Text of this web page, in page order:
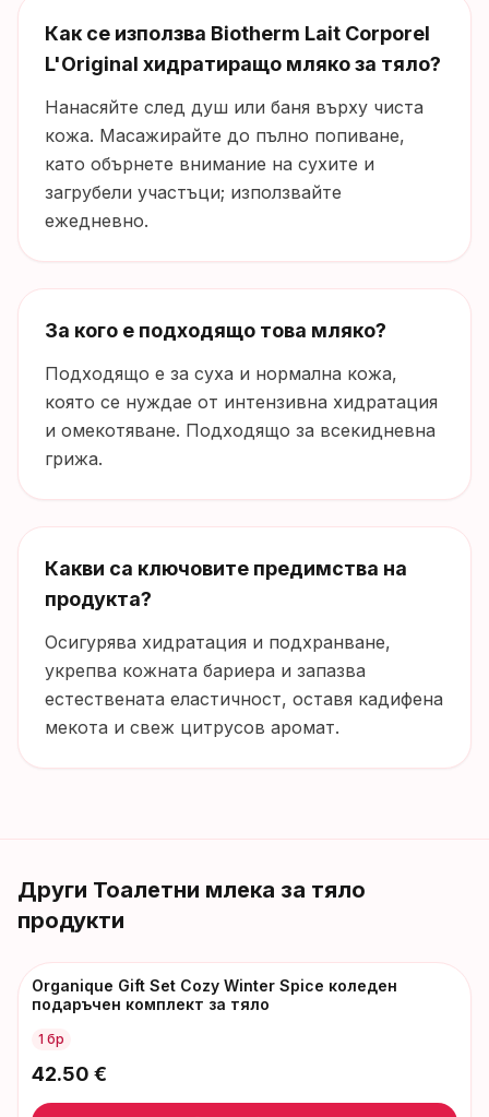
Как се използва Biotherm Lait Corporel
L'Original хидратиращо мляко за тяло?
Нанасяйте след душ или баня върху чиста
кожа. Масажирайте до пълно попиване,
като обърнете внимание на сухите и
загрубели участъци; използвайте
ежедневно.
За кого е подходящо това мляко?
Подходящо е за суха и нормална кожа,
която се нуждае от интензивна хидратация
и омекотяване. Подходящо за всекидневна
грижа.
Какви са ключовите предимства на
продукта?
Осигурява хидратация и подхранване,
укрепва кожната бариера и запазва
естествената еластичност, оставя кадифена
мекота и свеж цитрусов аромат.
Други Тоалетни млека за тяло
продукти
Organique Gift Set Cozy Winter Spice коледен
подаръчен комплект за тяло
1 бр
42.50 €